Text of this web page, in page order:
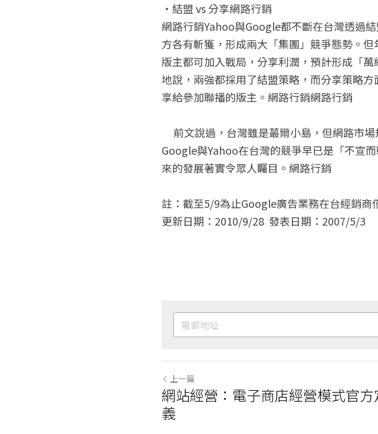
‧結盟 vs 分享網路行銷
網路行銷Yahoo與Google都不斷在台灣透過
方各有斬獲，形成兩大「集團」競爭態勢。
版主都可加入戰局，分享利潤，預計形成「
地說，兩強都採用了結盟策略，而分享策略
享給參加聯播的版主。網路行銷網路行銷
Google與Yahoo在台灣的競爭早已是「不宣
來的發展著實令眾人矚目。網路行銷
註：截至5/9為止Google廣告業務在台經銷商
更新日期：2010/9/28  發表日期：2007/5/3
上一篇
網站經營：電子商店經營模式官方
義